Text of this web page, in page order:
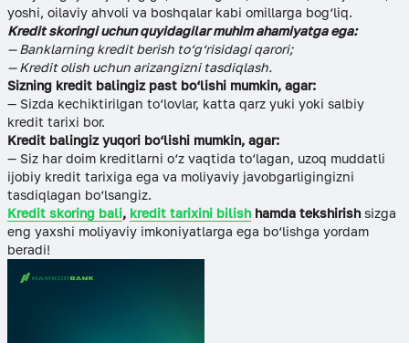
yoshi, oilaviy ahvoli va boshqalar kabi omillarga bog‘liq.
Kredit skoringi uchun quyidagilar muhim ahamiyatga ega:
— Banklarning kredit berish to‘g‘risidagi qarori;
— Kredit olish uchun arizangizni tasdiqlash.
Sizning kredit balingiz past bo‘lishi mumkin, agar:
— Sizda kechiktirilgan to‘lovlar, katta qarz yuki yoki salbiy
kredit tarixi bor.
Kredit balingiz yuqori bo‘lishi mumkin, agar:
— Siz har doim kreditlarni o‘z vaqtida to‘lagan, uzoq muddatli
ijobiy kredit tarixiga ega va moliyaviy javobgarligingizni
tasdiqlagan bo‘lsangiz.
Kredit skoring bali, kredit tarixini bilishhamda tekshirishsizga
eng yaxshi moliyaviy imkoniyatlarga ega bo‘lishga yordam
beradi!